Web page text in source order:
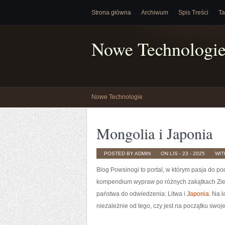
Strona główna Archiwum Spis Treści
Nowe
Nowe Technologie
Mongolia i Japonia
POSTED BY ADMIN ON LIS - 23 - 2025
Blog Powsinogi to portal, w którym pasja do
kompendium wypraw po różnych zakątkach
państwa do odwiedzenia: Litwa i Japonia. Na
niezależnie od tego, czy jest na początku